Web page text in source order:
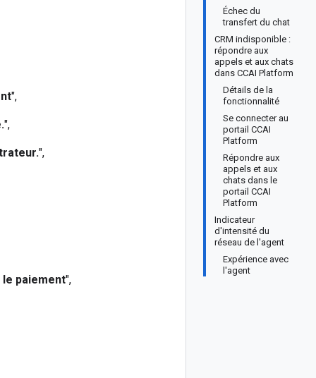
Échec du
transfert du chat
CRM indisponible :
répondre aux
appels et aux chats
dans CCAI Platform
Détails de la
fonctionnalité
Se connecter au
portail CCAI
Platform
Répondre aux
appels et aux
chats dans le
portail CCAI
Platform
Indicateur
d'intensité du
réseau de l'agent
Expérience avec
l'agent
",
",
",
paiement",